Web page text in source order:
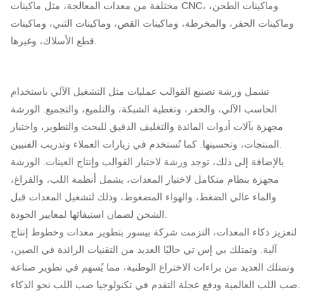
مختلفة من معدات المعالجة، مثل ماكينات CNC، وماكينات الطحن،
وماكينات الحفر، والمخرطة، وماكينات القص، وماكينات الثني، وماكينات
تشمل ورشة تصنيع القوالب عمليات مثل التشغيل الآلي باستخدام
الحاسب الآلي، والحفر، وتغطية الشبكة، والتلميع، والتجميع. الورشة
مجهزة بآلات أدوات المائدة والتغليف الدقيق للبحث والتطوير، واختبار
بالإضافة إلى ذلك، توجد ورشة لاختبار القوالب وإنتاج العينات. الورشة
مجهزة بنظام متكامل لاختبار المعدات، يشمل أنظمة اللب، والفراغ،
والماء عالي الضغط، والهواء المضغوط، وذلك لتشغيل المعدات قبل
لتعزيز ذكاء المعدات، التزمت شركة بيسور بتطوير معدات وخطوط إنتاج
آلية. وتمتلك بي إس تي حاليًا العديد من التقنيات الرائدة في الصين،
وتمتلك العديد من براءات الاختراع الوطنية، مما يُسهم في تطوير صناعة